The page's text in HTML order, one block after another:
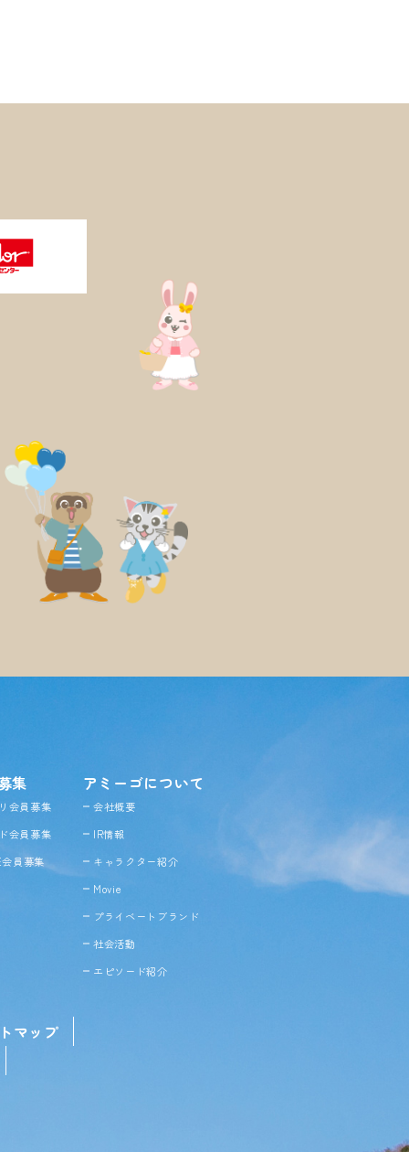
集
会員募集
会員募集
員募集
アミーゴについて
会社概要
IR情報
キャラクター紹介
Movie
プライベートブランド
社会活動
エピソード紹介
マップ